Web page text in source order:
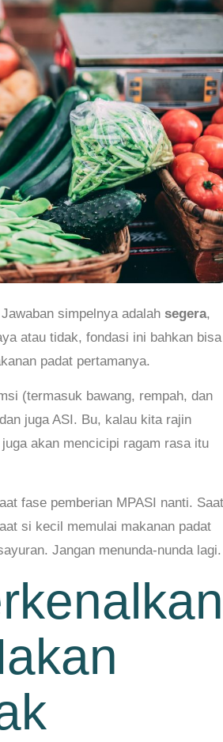
simpelnya adalah segera,
atau tidak, fondasi ini bahkan bisa
padat pertamanya.
(termasuk bawang, rempah, dan
juga ASI. Bu, kalau kita rajin
akan mencicipi ragam rasa itu
fase pemberian MPASI nanti. Saat
si kecil memulai makanan padat
Jangan menunda-nunda lagi.